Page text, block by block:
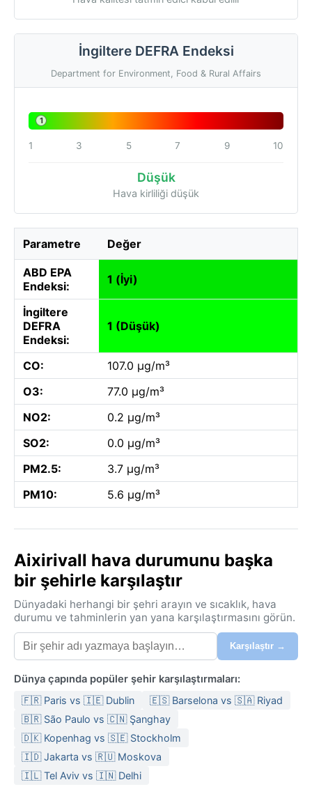
İngiltere DEFRA Endeksi
Department for Environment, Food & Rural Affairs
1
1 3 5 7 9 10
Düşük
Hava kirliliği düşük
Parametre Değer
ABD EPA
Endeksi:
1 (İyi)
İngiltere
DEFRA
Endeksi:
1 (Düşük)
CO:
107.0 µg/m³
O3:
77.0 µg/m³
NO2:
0.2 µg/m³
SO2:
0.0 µg/m³
PM2.5:
3.7 µg/m³
PM10:
5.6 µg/m³
Aixirivall hava durumunu başka
bir şehirle karşılaştır
Dünyadaki herhangi bir şehri arayın ve sıcaklık, hava
durumu ve tahminlerin yan yana karşılaştırmasını görün.
Karşılaştır →
Dünya çapında popüler şehir karşılaştırmaları:
🇫🇷 Paris vs 🇮🇪 Dublin
🇪🇸 Barselona vs 🇸🇦 Riyad
🇧🇷 São Paulo vs 🇨🇳 Şanghay
🇩🇰 Kopenhag vs 🇸🇪 Stockholm
🇮🇩 Jakarta vs 🇷🇺 Moskova
🇮🇱 Tel Aviv vs 🇮🇳 Delhi